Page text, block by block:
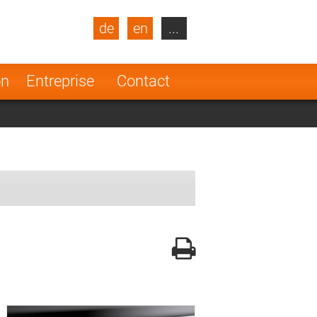
Entreprise Contact
de en
Turkey
Netherlands
...